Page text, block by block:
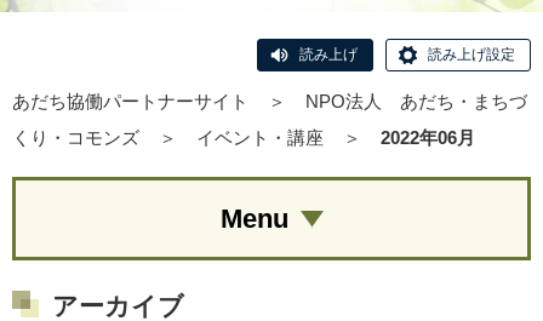
読み上げ 読み上げ設定
あだち協働パートナーサイト ＞
NPO法人 あだち・まちづ
くり・コモンズ
＞ イベント・講座 ＞ 2022年06月
Menu
アーカイブ